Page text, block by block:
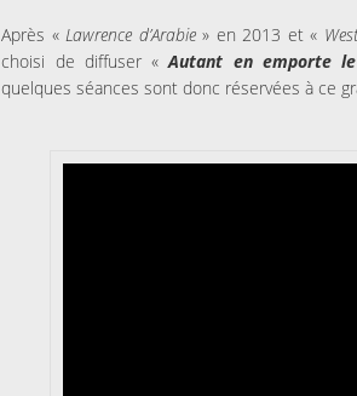
Après «Lawrence d’Arabie» en 2013 et «
choisi de diffuser «Autant en emporte
quelques séances sont donc réservées à ce